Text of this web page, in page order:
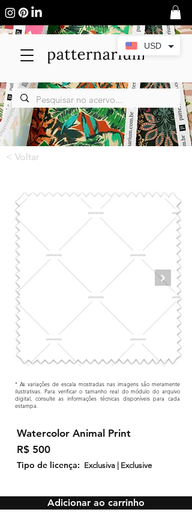
< Voltar
* As variações de escala mostradas nas imagens são meramente
ilustrativas. Para verificar o tamanho real do módulo do arquivo
digital, consulte as informações técnicas disponíveis para cada
estampa.
Watercolor Animal Print
R$ 500
Tipo de licença: Exclusiva | Exclusive
Adicionar ao carrinho
USD